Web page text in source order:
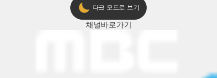
다크 모드로 보기
채널바로가기